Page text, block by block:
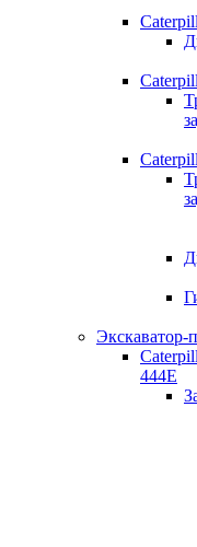
Экскаватор-
444E